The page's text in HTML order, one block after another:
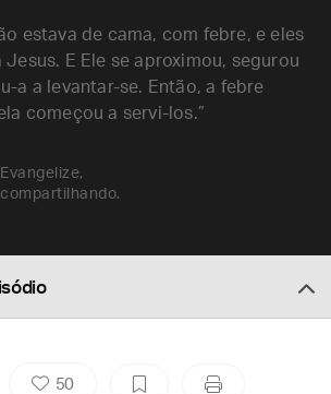
estava de cama, com febre, e eles
Jesus. E Ele se aproximou, segurou
a a levantar-se. Então, a febre
começou a servi-los.”
Evangelize,
compartilhando.
50